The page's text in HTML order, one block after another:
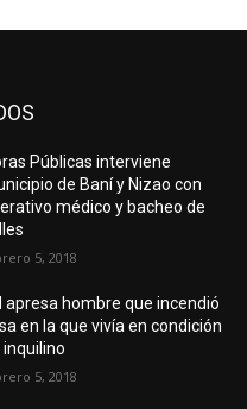
Públicas interviene
de Baní y Nizao con
médico y bacheo de
5, 2018
apresa hombre que incendió
en la que vivía en condición
inquilino
5, 2018